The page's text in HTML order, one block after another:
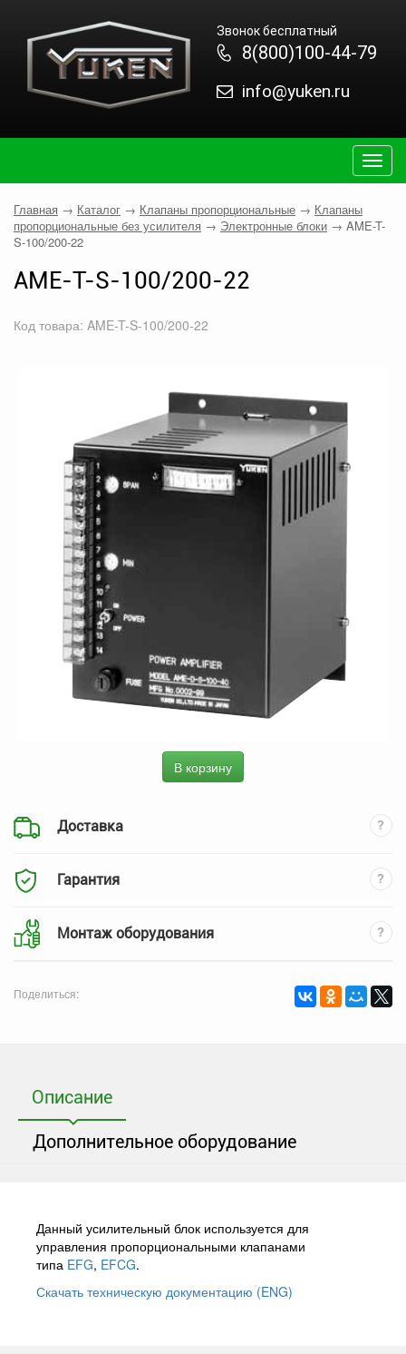
Звонок бесплатный
8(800)100-44-79
info@yuken.ru
Главная → Каталог → Клапаны пропорциональные → Клапаны
пропорциональные без усилителя → Электронные блоки → AME-T-
S-100/200-22
AME-T-S-100/200-22
Код товара: AME-T-S-100/200-22
В корзину
Доставка
Гарантия
Монтаж оборудования
Поделиться:
Описание
Дополнительное оборудование
Данный усилительный блок используется для
управления пропорциональными клапанами
типа EFG, EFCG.
Скачать техническую документацию (ENG)